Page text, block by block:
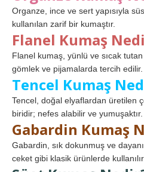
Organze, ince ve sert yapısıyla
kullanılan zarif bir kumaştır.
Flanel Kumaş
Flanel kumaş, yünlü ve sıcak tutan
gömlek ve pijamalarda tercih edilir.
Tencel Kumaş
Tencel, doğal elyaflardan üretilen
biridir; nefes alabilir ve yumuşaktır.
Gabardin Kumaş
Gabardin, sık dokunmuş ve
ceket gibi klasik ürünlerde kullanılır.